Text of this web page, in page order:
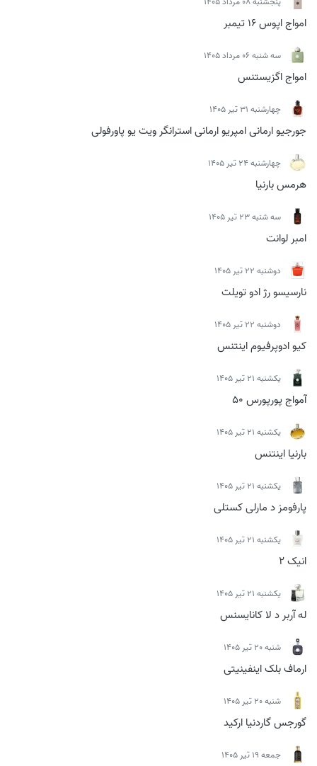
امواج اپوس 16 تیمبر
سه شنبه 06 مرداد 1405
امواج اگزیستنس
چهارشنبه 31 تیر 1405
جورجیو ارمانی امپریو ارمانی استرانگر ویت یو پاورفولی
چهارشنبه 24 تیر 1405
هرمس بارنیا
سه شنبه 23 تیر 1405
امبر لوانت
دوشنبه 22 تیر 1405
نارسیسو رژ ادو تویلت
دوشنبه 22 تیر 1405
کیو ادوپرفیوم اینتنس
يكشنبه 21 تیر 1405
آمواج پورپورس 50
يكشنبه 21 تیر 1405
بارنیا اینتنس
يكشنبه 21 تیر 1405
پارفومز د مارلی کستلی
يكشنبه 21 تیر 1405
انیک 2
يكشنبه 21 تیر 1405
له آربر د لا کانایسنس
شنبه 20 تیر 1405
ارماف بلک اینفینیتی
شنبه 20 تیر 1405
گورجس گاردنیا ارکید
جمعه 19 تیر 1405